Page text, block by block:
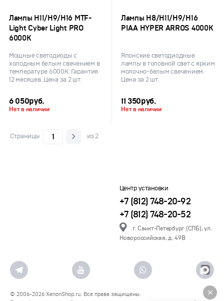
Лампы H11/H9/H16 MTF-
Light Cyber Light PRO
6000K
Мощные светодиоды с
холодным белым свечением в
температуре 6000K. Гарантия
12 месяцев. Цена за 2 шт.
6 050руб.
Нет в наличии
Лампы H8/H11/H9/H16
PIAA HYPER ARROS 4000K
Японские светодиодные
лампы в головной свет с ярким
молочно-белым свечением.
Цена за 2 шт.
11 350руб.
Нет в наличии
Страницы из 2
Центр установки
+7 (812) 748-20-92
+7 (812) 748-20-52
г. Санкт-Петербург (СПБ), ул.
Новороссийская, д. 49В
© 2006-2026 XenonShop.ru. Все права защищены.